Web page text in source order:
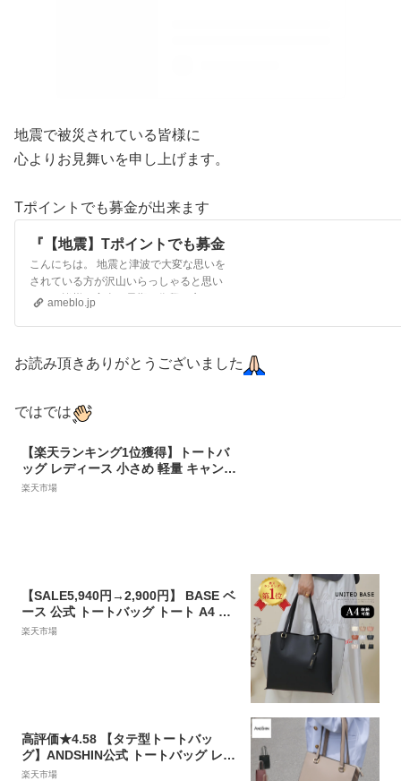
地震で被災されている皆様に
心よりお見舞いを申し上げます。
Tポイントでも募金が出来ます
『【地震】Tポイントでも募金
出来ます』
こんにちは。 地震と津波で大変な思いを
されている方が沢山いらっしゃると思い
ます。皆様の安全と早期の復興を心より
ameblo.jp
お読み頂きありがとうございました
ではでは
【楽天ランキング1位獲得】トートバ
ッグ レディース 小さめ 軽量 キャンバ
ス ミニトート 仕切りあり トート バッ
楽天市場
【SALE5,940円→2,900円】 BASE ベ
ース 公式 トートバッグ トート A4 A4
サイズ対応 レディース 大きめ 高見え
楽天市場
高評価★4.58 【タテ型トートバッ
グ】ANDSHIN公式 トートバッグ レデ
ィース a4 軽量 大きめ 仕事用バッグ
楽天市場